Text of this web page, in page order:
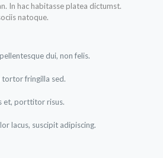
In hac habitasse platea dictumst.
natoque.
dui, non felis.
tortor fringilla sed.
et, porttitor risus.
lacus, suscipit adipiscing.